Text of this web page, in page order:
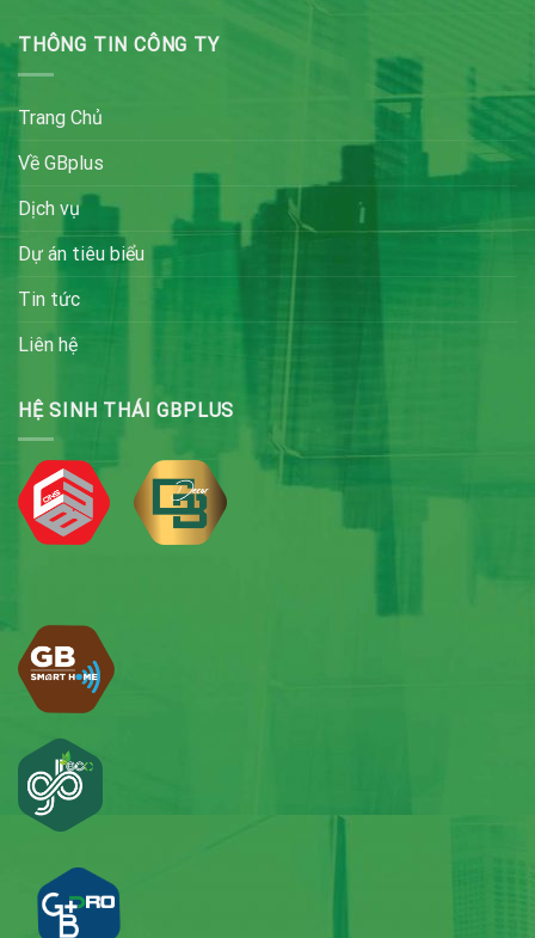
THÔNG TIN CÔNG TY
Trang Chủ
Về GBplus
Dịch vụ
Dự án tiêu biểu
Tin tức
Liên hệ
HỆ SINH THÁI GBPLUS